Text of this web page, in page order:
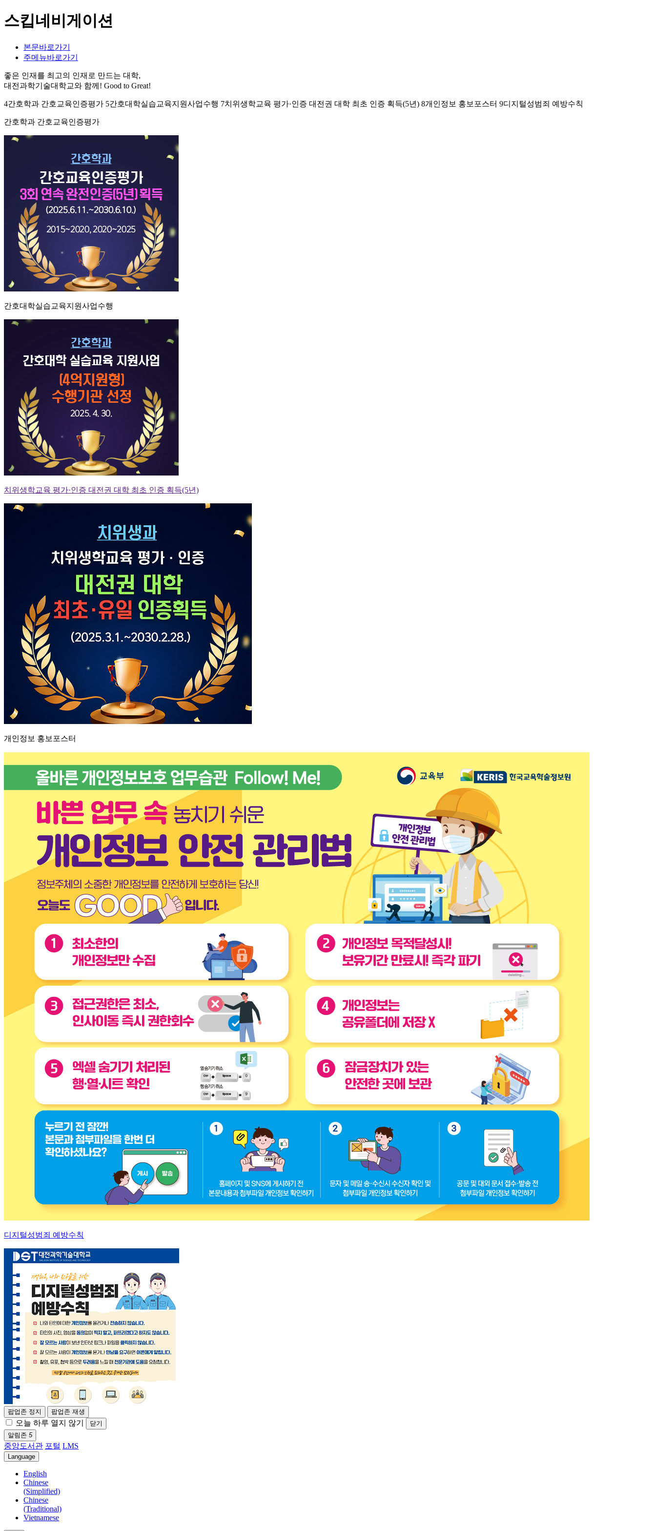
스킵네비게이션
본문바로가기
주메뉴바로가기
좋은 인재를 최고의 인재로 만드는 대학,
대전과학기술대학교와 함께! Good to Great!
4간호학과 간호교육인증평가 5간호대학실습교육지원사업수행 7치위생학교육 평가·인증 대전권 대학 최초 인증 획득(5년) 8개인정보 홍보포스터 9디지털성범죄 예방수칙
간호학과 간호교육인증평가
간호대학실습교육지원사업수행
치위생학교육 평가·인증 대전권 대학 최초 인증 획득(5년)
개인정보 홍보포스터
디지털성범죄 예방수칙
팝업존 정지 팝업존 재생
오늘 하루 열지 않기
닫기
알림존 5
중앙도서관 포털 LMS
Language
English
Chinese
(Simplified)
Chinese
(Traditional)
Vietnamese